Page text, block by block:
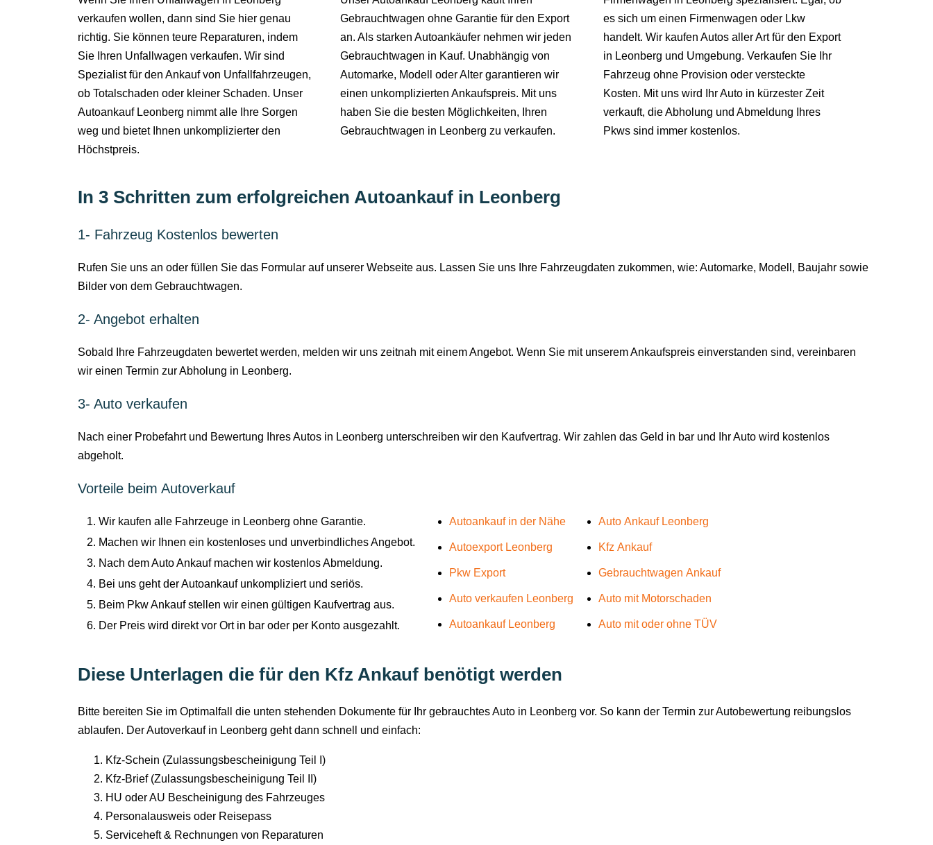
verkaufen wollen, dann sind Sie hier genau
richtig. Sie können teure Reparaturen, indem
Sie Ihren Unfallwagen verkaufen. Wir sind
Spezialist für den Ankauf von Unfallfahrzeugen,
ob Totalschaden oder kleiner Schaden. Unser
Autoankauf Leonberg nimmt alle Ihre Sorgen
weg und bietet Ihnen unkomplizierter den
Höchstpreis.
Gebrauchtwagen ohne Garantie für den Export
an. Als starken Autoankäufer nehmen wir jeden
Gebrauchtwagen in Kauf. Unabhängig von
Automarke, Modell oder Alter garantieren wir
einen unkomplizierten Ankaufspreis. Mit uns
haben Sie die besten Möglichkeiten, Ihren
Gebrauchtwagen in Leonberg zu verkaufen.
es sich um einen Firmenwagen oder Lkw
handelt. Wir kaufen Autos aller Art für den Export
in Leonberg und Umgebung. Verkaufen Sie Ihr
Fahrzeug ohne Provision oder versteckte
Kosten. Mit uns wird Ihr Auto in kürzester Zeit
verkauft, die Abholung und Abmeldung Ihres
Pkws sind immer kostenlos.
In 3 Schritten zum erfolgreichen Autoankauf in Leonberg
1- Fahrzeug Kostenlos bewerten
Rufen Sie uns an oder füllen Sie das Formular auf unserer Webseite aus. Lassen Sie uns Ihre Fahrzeugdaten zukommen, wie: Automarke, Modell, Baujahr sowie
Bilder von dem Gebrauchtwagen.
2- Angebot erhalten
Sobald Ihre Fahrzeugdaten bewertet werden, melden wir uns zeitnah mit einem Angebot. Wenn Sie mit unserem Ankaufspreis einverstanden sind, vereinbaren
wir einen Termin zur Abholung in Leonberg.
3- Auto verkaufen
Nach einer Probefahrt und Bewertung Ihres Autos in Leonberg unterschreiben wir den Kaufvertrag. Wir zahlen das Geld in bar und Ihr Auto wird kostenlos
abgeholt.
Vorteile beim Autoverkauf
Wir kaufen alle Fahrzeuge in Leonberg ohne Garantie.
Machen wir Ihnen ein kostenloses und unverbindliches Angebot.
Nach dem Auto Ankauf machen wir kostenlos Abmeldung.
Bei uns geht der Autoankauf unkompliziert und seriös.
Beim Pkw Ankauf stellen wir einen gültigen Kaufvertrag aus.
Der Preis wird direkt vor Ort in bar oder per Konto ausgezahlt.
Autoankauf in der Nähe
Autoexport Leonberg
Pkw Export
Auto verkaufen Leonberg
Autoankauf Leonberg
Auto Ankauf Leonberg
Kfz Ankauf
Gebrauchtwagen Ankauf
Auto mit Motorschaden
Auto mit oder ohne TÜV
Diese Unterlagen die für den Kfz Ankauf benötigt werden
Bitte bereiten Sie im Optimalfall die unten stehenden Dokumente für Ihr gebrauchtes Auto in Leonberg vor. So kann der Termin zur Autobewertung reibungslos
ablaufen. Der Autoverkauf in Leonberg geht dann schnell und einfach:
Kfz-Schein (Zulassungsbescheinigung Teil I)
Kfz-Brief (Zulassungsbescheinigung Teil II)
HU oder AU Bescheinigung des Fahrzeuges
Personalausweis oder Reisepass
Serviceheft & Rechnungen von Reparaturen